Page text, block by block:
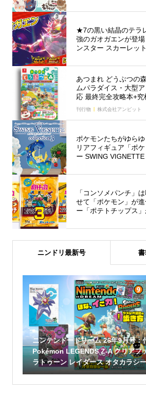
★7の黒い結晶のテラ
強のガオガエンが登
ンスター スカーレッ
あつまれ どうぶつの
ムパラダイス・大型
応 最終完全攻略本+
刊行物 株式会社アンビット
ポケモンたちがゆら
リアフィギュア「ポ
ー SWING
「コンソメパンチ」
せて「ポケモン」が
ー「ポテトチップス
ニンドリ最新号
ニンテンドードリーム 26年9月号：
Pokémon LEGENDS Z-A クリアフ
ラトゥーン レイダース オタカラシ